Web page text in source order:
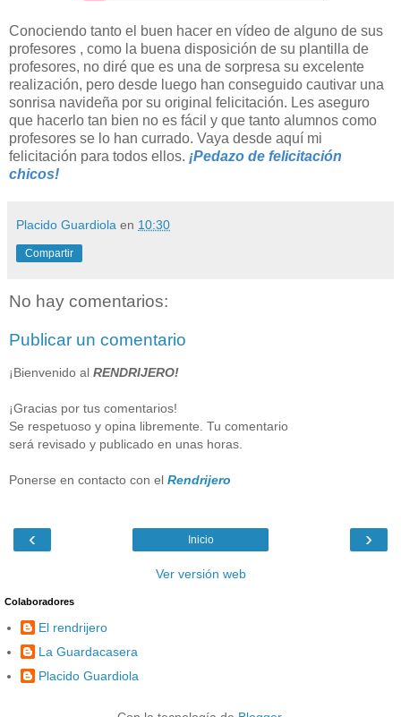
Conociendo tanto el buen hacer en vídeo de alguno de sus
profesores , como la buena disposición de su plantilla de
profesores, no diré que es una de sorpresa su excelente
realización, pero desde luego han conseguido cautivar una
sonrisa navideña por su original felicitación. Les aseguro
que hacerlo tan bien no es fácil y que tanto alumnos como
profesores se lo han currado. Vaya desde aquí mi
felicitación para todos ellos. ¡Pedazo de felicitación
chicos!
Placido Guardiola en 10:30
Compartir
No hay comentarios:
Publicar un comentario
¡Bienvenido al RENDRIJERO!
¡Gracias por tus comentarios!
Se respetuoso y opina libremente. Tu comentario
será revisado y publicado en unas horas.
Ponerse en contacto con el Rendrijero
‹ ›
Inicio
Ver versión web
Colaboradores
El rendrijero
La Guardacasera
Placido Guardiola